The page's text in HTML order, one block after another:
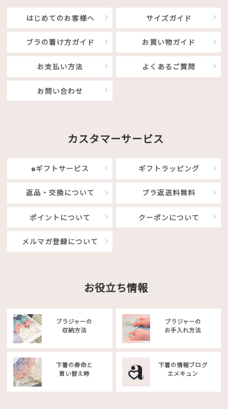
はじめてのお客様へ サイズガイド
ブラの着け方ガイド お買い物ガイド
お支払い方法 よくあるご質問
お問い合わせ
カスタマーサービス
eギフトサービス ギフトラッピング
返品・交換について ブラ返送料無料
ポイントについて クーポンについて
メルマガ登録について
お役立ち情報
ブラジャーの
収納方法
ブラジャーの
お手入れ方法
下着の寿命と
買い替え時
下着の情報ブログ
エメキュン